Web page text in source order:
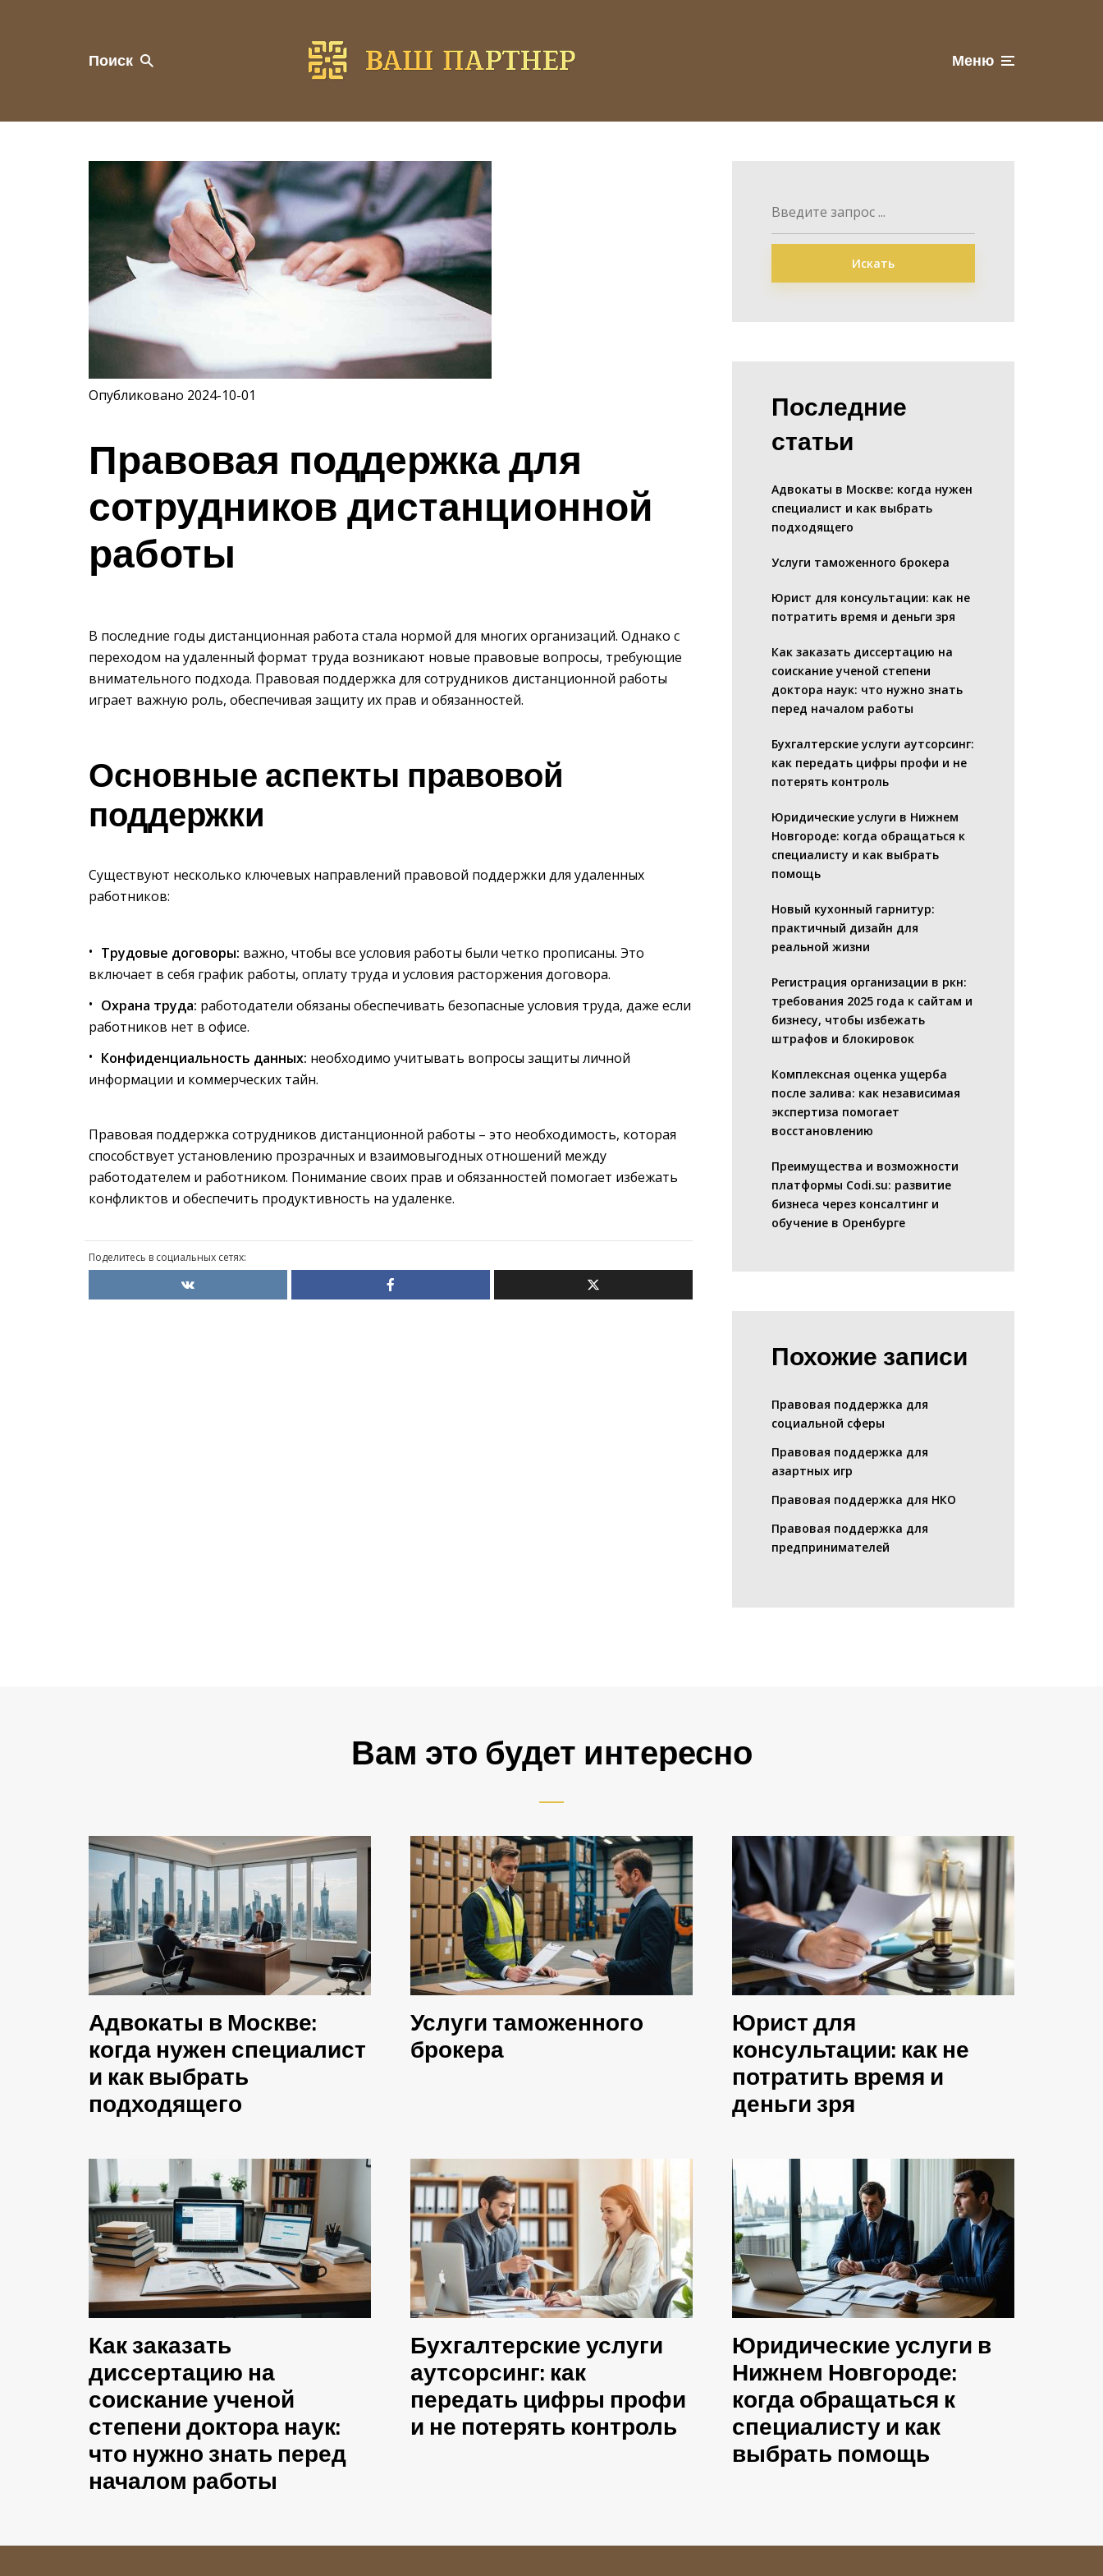
Поиск Меню
Опубликовано 2024-10-01
Правовая поддержка для
сотрудников дистанционной
работы
В последние годы дистанционная работа стала нормой для многих организаций. Однако с
переходом на удаленный формат труда возникают новые правовые вопросы, требующие
внимательного подхода. Правовая поддержка для сотрудников дистанционной работы
играет важную роль, обеспечивая защиту их прав и обязанностей.
Основные аспекты правовой
поддержки
Существуют несколько ключевых направлений правовой поддержки для удаленных
работников:
Трудовые договоры: важно, чтобы все условия работы были четко прописаны. Это
включает в себя график работы, оплату труда и условия расторжения договора.
Охрана труда: работодатели обязаны обеспечивать безопасные условия труда, даже если
работников нет в офисе.
Конфиденциальность данных: необходимо учитывать вопросы защиты личной
информации и коммерческих тайн.
Правовая поддержка сотрудников дистанционной работы – это необходимость, которая
способствует установлению прозрачных и взаимовыгодных отношений между
работодателем и работником. Понимание своих прав и обязанностей помогает избежать
конфликтов и обеспечить продуктивность на удаленке.
Поделитесь в социальных сетях:
Искать
Последние
статьи
Адвокаты в Москве: когда нужен
специалист и как выбрать
подходящего
Услуги таможенного брокера
Юрист для консультации: как не
потратить время и деньги зря
Как заказать диссертацию на
соискание ученой степени
доктора наук: что нужно знать
перед началом работы
Бухгалтерские услуги аутсорсинг:
как передать цифры профи и не
потерять контроль
Юридические услуги в Нижнем
Новгороде: когда обращаться к
специалисту и как выбрать
помощь
Новый кухонный гарнитур:
практичный дизайн для
реальной жизни
Регистрация организации в ркн:
требования 2025 года к сайтам и
бизнесу, чтобы избежать
штрафов и блокировок
Комплексная оценка ущерба
после залива: как независимая
экспертиза помогает
восстановлению
Преимущества и возможности
платформы Codi.su: развитие
бизнеса через консалтинг и
обучение в Оренбурге
Похожие записи
Правовая поддержка для
социальной сферы
Правовая поддержка для
азартных игр
Правовая поддержка для НКО
Правовая поддержка для
предпринимателей
Вам это будет интересно
Адвокаты в Москве:
когда нужен специалист
и как выбрать
подходящего
Услуги таможенного
брокера
Юрист для
консультации: как не
потратить время и
деньги зря
Как заказать
диссертацию на
соискание ученой
степени доктора наук:
что нужно знать перед
началом работы
Бухгалтерские услуги
аутсорсинг: как
передать цифры профи
и не потерять контроль
Юридические услуги в
Нижнем Новгороде:
когда обращаться к
специалисту и как
выбрать помощь